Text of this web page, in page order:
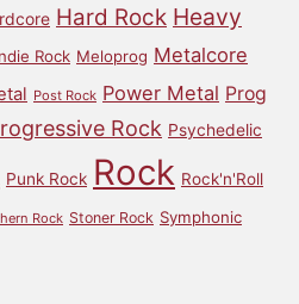
Hard Rock Heavy
Rock Meloprog Metalcore
Post Rock Power Metal Prog
Rock Psychedelic
Punk Rock Rock Rock'n'Roll
Rock Stoner Rock Symphonic